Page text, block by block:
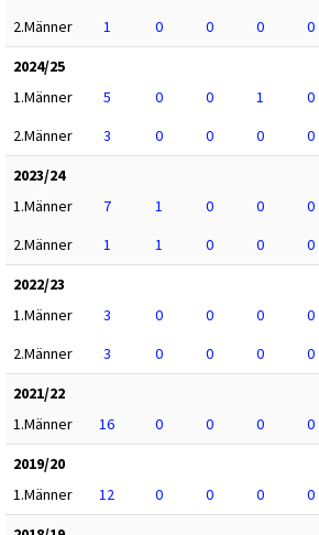
2.Männer
1 0 0 0 0
2024/25
1.Männer
5 0 0 1 0
2.Männer
3 0 0 0 0
2023/24
1.Männer
7 1 0 0 0
2.Männer
1 1 0 0 0
2022/23
1.Männer
3 0 0 0 0
2.Männer
3 0 0 0 0
2021/22
1.Männer
16 0 0 0 0
2019/20
1.Männer
12 0 0 0 0